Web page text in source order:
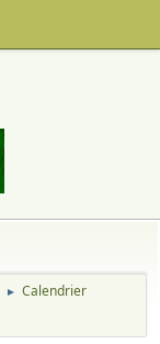
► Calendrier